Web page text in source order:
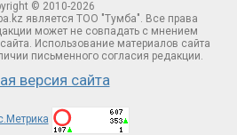
© 2010-2026
является ТОО "Тумба". Все права
может не совпадать с мнением
Использование материалов сайта
письменного согласия редакции.
версия сайта